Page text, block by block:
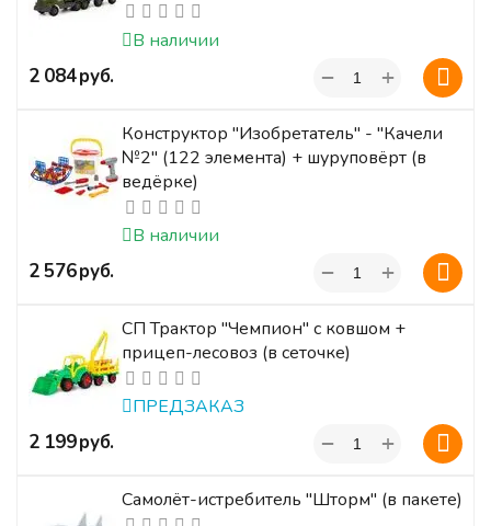
В наличии
‍2 084‍руб. +
−
Конструктор "Изобретатель" - "Качели
№2" (122 элемента) + шуруповёрт (в
ведёрке)
В наличии
‍2 576‍руб. +
−
СП Трактор "Чемпион" с ковшом +
прицеп-лесовоз (в сеточке)
ПРЕДЗАКАЗ
‍2 199‍руб. +
−
Самолёт-истребитель "Шторм" (в пакете)